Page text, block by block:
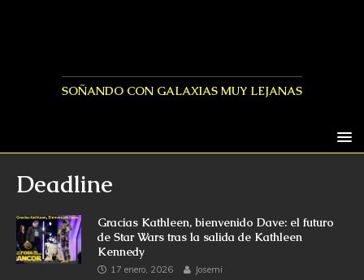
SOÑANDO CON GALAXIAS MUY LEJANAS
Deadline
Gracias Kathleen, bienvenido Dave: el futuro
de Star Wars tras la salida de Kathleen
Kennedy
17 enero, 2026 Josemi